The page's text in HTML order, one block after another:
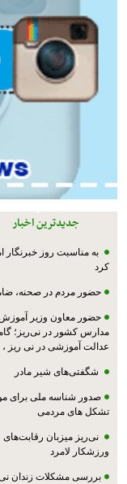
جدیدترین اخبار
به مناسبت روز خبرنگار
کرد
حضور مردم در صحنه،
حضور معاون وزیر
مدارس کشور در نی‌ریز؛
عدالت آموزشی در نی ریز ،
شگفتی‌های شیر مادر
صدور شناسه ملی برای
تشکل های مردمی
نی‌ریز میزبان
ورزشکار لامرد
بررسی مشکلات زندان